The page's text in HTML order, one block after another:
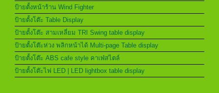
ป้ายตั้งหน้าร้าน Wind Fighter
ป้ายตั้งโต๊ะ Table Display
ป้ายตั้งโต๊ะ สามเหลี่ยม TRI Swing table display
ป้ายตั้งโต๊ะห่วง พลิกหน้าได้ Multi-page Table display
ป้ายตั้งโต๊ะ ABS cafe style คาเฟ่สไตล์
ป้ายตั้งโต๊ะไฟ LED | LED lightbox table display